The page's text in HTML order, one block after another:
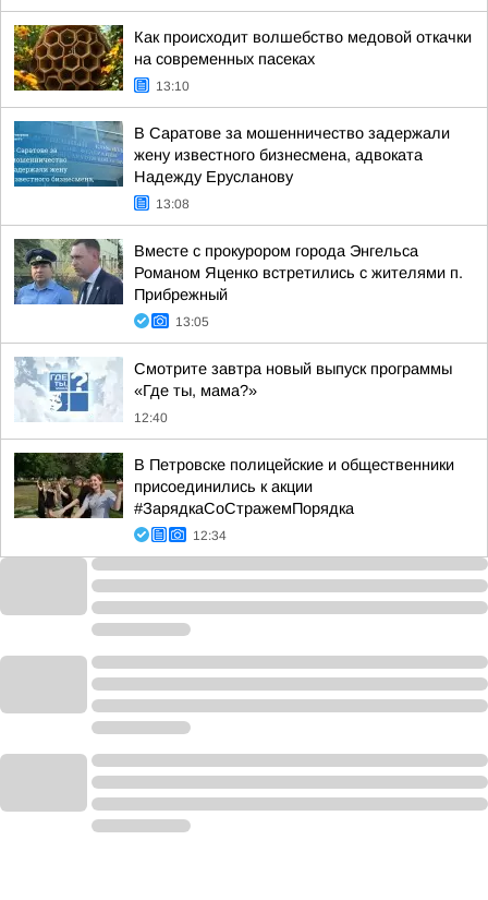
Как происходит волшебство медовой откачки
на современных пасеках
13:10
В Саратове за мошенничество задержали
жену известного бизнесмена, адвоката
Надежду Ерусланову
13:08
Вместе с прокурором города Энгельса
Романом Яценко встретились с жителями п.
Прибрежный
13:05
Смотрите завтра новый выпуск программы
«Где ты, мама?»
12:40
В Петровске полицейские и общественники
присоединились к акции
#ЗарядкаСоСтражемПорядка
12:34